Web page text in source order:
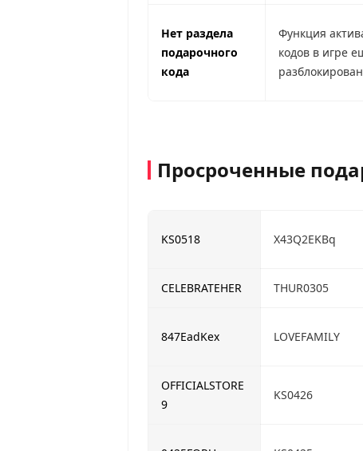
Нет раздела
подарочного
кода
Функция
кодов в игре
Просроченные
KS0518 X43Q2EKBq
CELEBRATEHER THUR0305
847EadKex LOVEFAMILY
OFFICIALSTORE
9
KS0426